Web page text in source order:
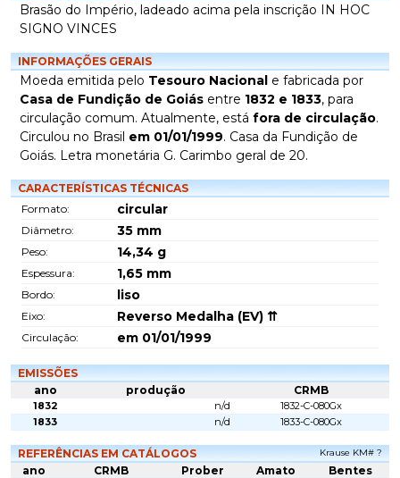
Brasão do Império, ladeado acima pela inscrição IN HOC
SIGNO VINCES
INFORMAÇÕES GERAIS
Moeda emitida pelo Tesouro Nacional e fabricada por
Casa de Fundição de Goiás entre 1832 e 1833, para
circulação comum. Atualmente, está fora de circulação.
Circulou no Brasil em 01/01/1999. Casa da Fundição de
Goiás. Letra monetária G. Carimbo geral de 20.
CARACTERÍSTICAS TÉCNICAS
Formato:
circular
Diâmetro: 35 mm
Peso: 14,34 g
Espessura: 1,65 mm
Bordo: liso
Eixo: Reverso Medalha (EV) ⇈
Circulação: em 01/01/1999
EMISSÕES
ano
produção CRMB
1832 n/d
1832-C-080Gx
1833
n/d 1833-C-080Gx
REFERÊNCIAS EM CATÁLOGOS Krause KM# ?
ano CRMB Prober Amato Bentes